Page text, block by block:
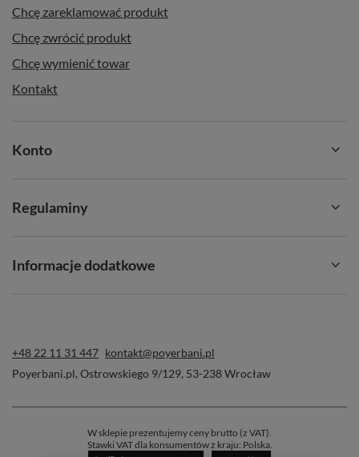
Chcę zareklamować produkt
Chcę zwrócić produkt
Chcę wymienić towar
Kontakt
Konto
Regulaminy
Informacje dodatkowe
+48 22 11 31 447 kontakt@poyerbani.pl
Poyerbani.pl, Ostrowskiego 9/129, 53-238Wrocław
W sklepie prezentujemy ceny brutto (z VAT).
Stawki VAT dla konsumentów z kraju: Polska.